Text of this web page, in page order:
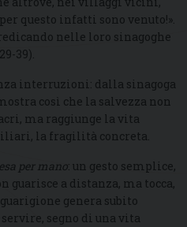
questo infatti sono venuto!».
nelle loro sinagoghe
39).
interruzioni: dalla sinagoga
così che la salvezza non
ma raggiunge la vita
la fragilità concreta.
per mano: un gesto semplice,
guarisce a distanza, ma tocca,
genera subito
segno di una vita